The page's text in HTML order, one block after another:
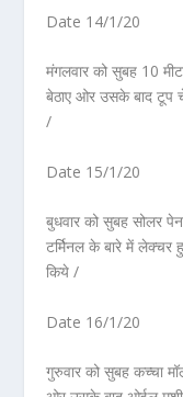
Date 14/1/20
मंगलवार को सुबह 10
बेठाए ओर उसके बाद टूप
/
Date 15/1/20
बुधवार को सुबह सोलर
टर्मिनल के बारे में लेक्चर
किये /
Date 16/1/20
गुरुवार को सुबह कच्चा